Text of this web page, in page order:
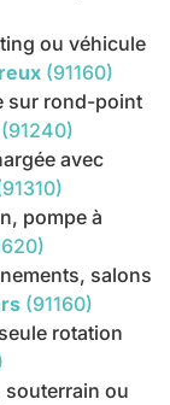
ou véhicule
(91160)
sur rond-point
(91240)
avec
pompe à
salons
(91160)
rotation
ou